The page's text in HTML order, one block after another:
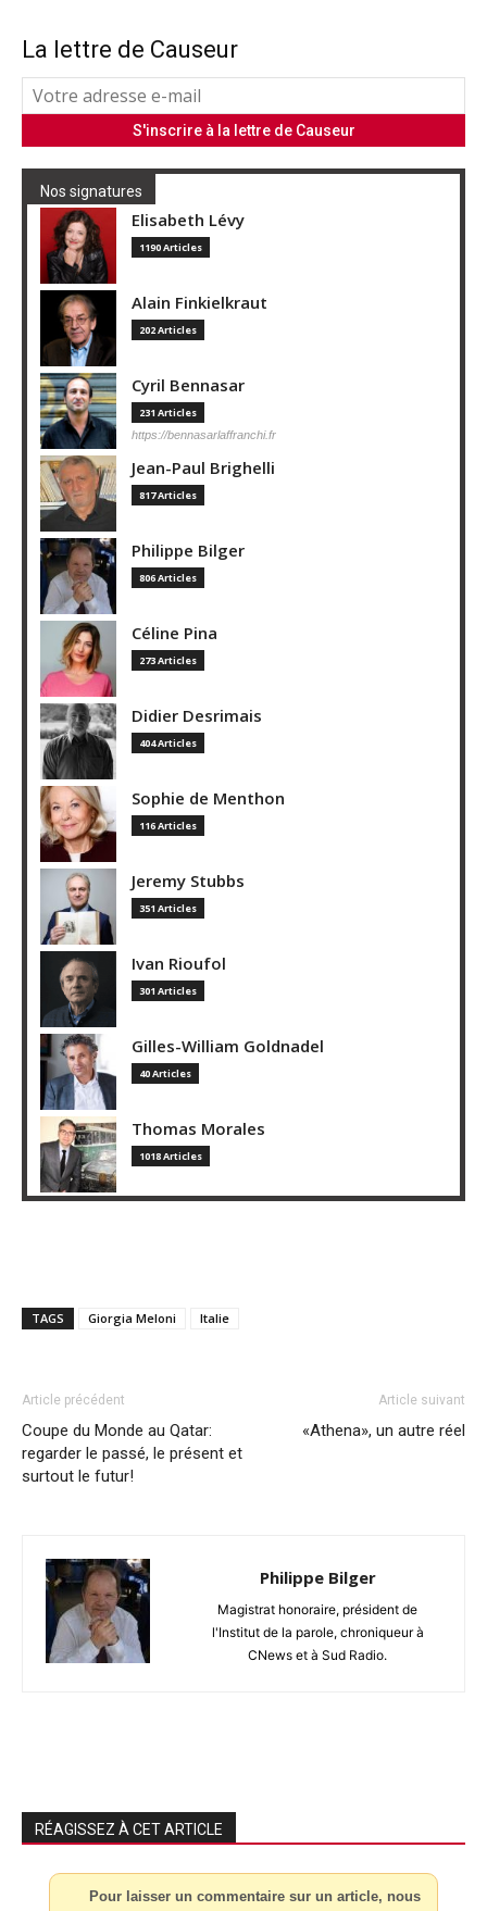
La lettre de Causeur
Nos signatures
Elisabeth Lévy
1190 Articles
Alain Finkielkraut
202 Articles
Cyril Bennasar
231 Articles
https://bennasarlaffranchi.fr
Jean-Paul Brighelli
817 Articles
Philippe Bilger
806 Articles
Céline Pina
273 Articles
Didier Desrimais
404 Articles
Sophie de Menthon
116 Articles
Jeremy Stubbs
351 Articles
Ivan Rioufol
301 Articles
Gilles-William Goldnadel
40 Articles
Thomas Morales
1018 Articles
TAGS Giorgia Meloni Italie
Article précédent
Coupe du Monde au Qatar:
regarder le passé, le présent et
surtout le futur!
Article suivant
«Athena», un autre réel
Philippe Bilger
Magistrat honoraire, président de
l'Institut de la parole, chroniqueur à
CNews et à Sud Radio.
RÉAGISSEZ À CET ARTICLE
Pour laisser un commentaire sur un article, nous